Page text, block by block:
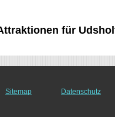
für
Sitemap Datenschutz